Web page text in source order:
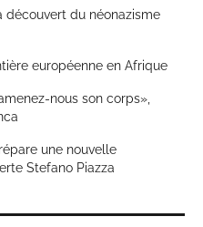
découvert du néonazisme
européenne en Afrique
nous son corps»,
une nouvelle
Stefano Piazza